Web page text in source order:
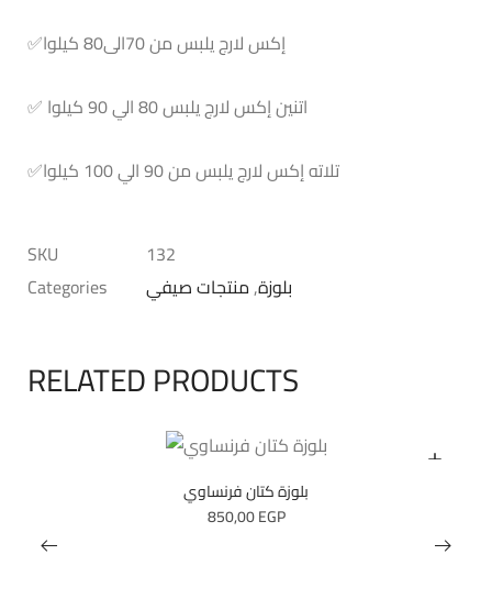
إكس لارج يلبس من 70الى80 كيلوا
✅
اتنين إكس لارج يلبس 80 الي 90 كيلوا
✅
تلاته إكس لارج يلبس من 90 الي 100 كيلوا
✅
SKU
132
Categories
بلوزة,منتجات صيفي
RELATED PRODUCTS
بلوزة كتان فرنساوي
850,00EGP